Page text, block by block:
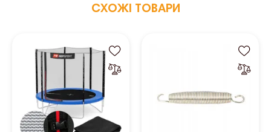
СХОЖІ ТОВАРИ